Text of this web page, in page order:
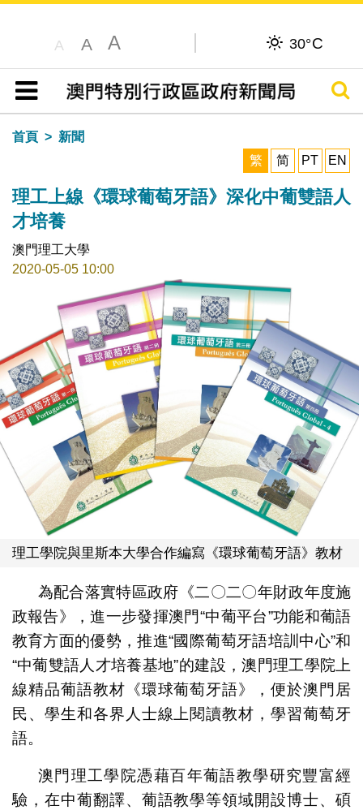
A A A 30°C
目錄
搜尋
首頁
新聞
繁
简 PT EN
理工上線《環球葡萄牙語》深化中葡雙語人
才培養
澳門理工大學
2020-05-05 10:00
理工學院與里斯本大學合作編寫《環球葡萄牙語》教材
為配合落實特區政府《二〇二〇年財政年度施
政報告》，進一步發揮澳門“中葡平台”功能和葡語
教育方面的優勢，推進“國際葡萄牙語培訓中心”和
“中葡雙語人才培養基地”的建設，澳門理工學院上
線精品葡語教材《環球葡萄牙語》，便於澳門居
民、學生和各界人士線上閱讀教材，學習葡萄牙
語。
澳門理工學院憑藉百年葡語教學研究豐富經
驗，在中葡翻譯、葡語教學等領域開設博士、碩